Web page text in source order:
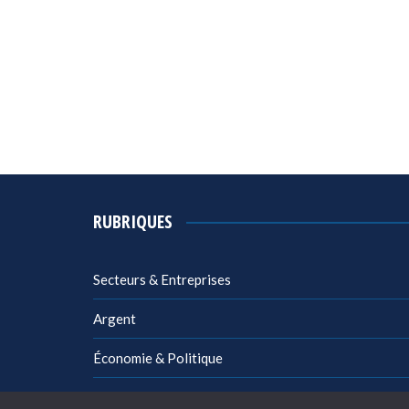
RUBRIQUES
Secteurs & Entreprises
Argent
Économie & Politique
Management